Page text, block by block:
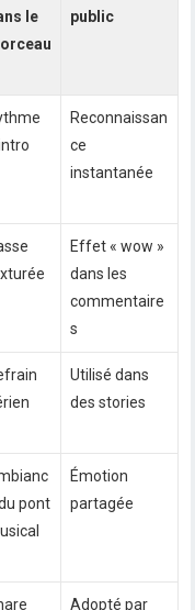
le
public
Reconnaissan
ce
instantanée
Effet « wow »
dans les
commentaire
s
Utilisé dans
des stories
pont
Émotion
partagée
Adopté par